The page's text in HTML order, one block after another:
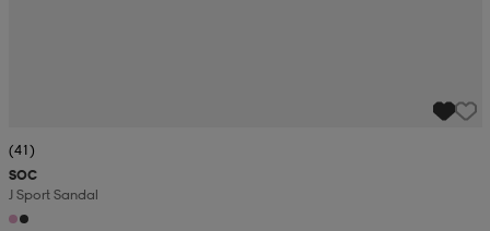
(41)
SOC
J Sport Sandal